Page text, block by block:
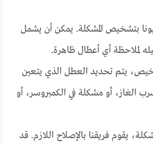
بتشخيص المشكلة. يمكن أن يشمل
لملاحظة أي أعطال ظاهرة.
يتم تحديد العطل الذي يتعين
الغاز، أو مشكلة في الكمبروسر، أو
يقوم فريقنا بالإصلاح اللازم. قد